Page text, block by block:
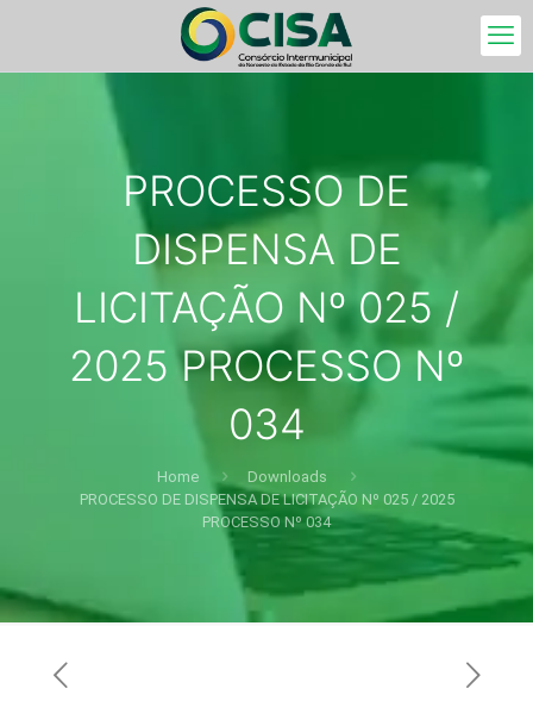
PROCESSO DE
DISPENSA DE
LICITAÇÃO Nº 025 /
2025 PROCESSO Nº
034
Home
Downloads
PROCESSO DE DISPENSA DE LICITAÇÃO Nº 025 / 2025
PROCESSO Nº 034